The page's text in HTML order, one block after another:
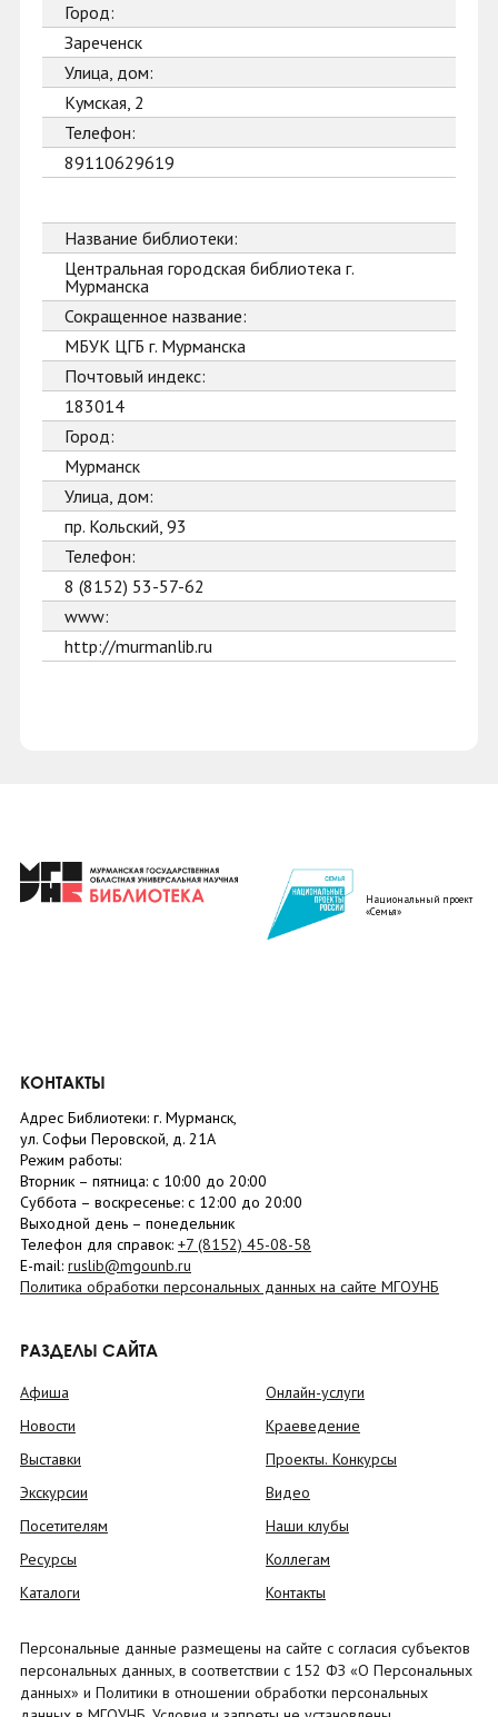
Город:
Зареченск
Улица, дом:
Кумская, 2
Телефон:
89110629619
Название библиотеки:
Центральная городская библиотека г.
Мурманска
Сокращенное название:
МБУК ЦГБ г. Мурманска
Почтовый индекс:
183014
Город:
Мурманск
Улица, дом:
пр. Кольский, 93
Телефон:
8 (8152) 53-57-62
www:
http://murmanlib.ru
Национальный проект
«Семья»
КОНТАКТЫ
Адрес Библиотеки: г. Мурманск,
ул. Софьи Перовской, д. 21А
Режим работы:
Вторник – пятница: с 10:00 до 20:00
Суббота – воскресенье: c 12:00 до 20:00
Выходной день – понедельник
Телефон для справок: +7 (8152) 45-08-58
E-mail: ruslib@mgounb.ru
Политика обработки персональных данных на сайте МГОУНБ
РАЗДЕЛЫ САЙТА
Афиша
Новости
Выставки
Экскурсии
Посетителям
Ресурсы
Каталоги
Онлайн-услуги
Краеведение
Проекты. Конкурсы
Видео
Наши клубы
Коллегам
Контакты
Персональные данные размещены на сайте с согласия субъектов
персональных данных, в соответствии с 152 ФЗ «О Персональных
данных» и Политики в отношении обработки персональных